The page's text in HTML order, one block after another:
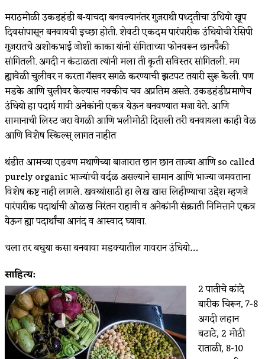
मराठमोळी उकडहंडी ब-याचदा बनवल्यानंतर गुजराथी पध्द्तीचा उंधियो खूप
दिवसांपासून बनवायची इच्छा होती. शेवटी एकदम पारंपारीक उंधियोची रेसिपी
गुजरातचे अशोकभाई जोशी काका यांनी संगिताच्या फोनवरून छानपैकी
सांगितली. अगदी न कंटाळता त्यांनी मला ती कृती सविस्तर सांगितली. मग
ह्यावेळी चुलीवर न करता गॅसवर सगळे करण्याची झटपट तयारी सुरू केली. पण
मडके आणि चुलीवर केल्यास नक्कीच चव अप्रतिम असते. उकडहंडीप्रमाणेच
उंधियो हा पदार्थ गावी अनेकांनी एकत्र येऊन बनवण्यात मजा येते. आणि
सामानाची लिस्ट जरा वेगळी आणि भलीमोठी दिसली तरी बनवायला काही वेळ
आणि विशेष स्किल्स् लागत नाहीत
थंडीत आमच्या एडवण मथाणेच्या बाजारात छान छान ताज्या आणि so called
purely organic भाज्यांची वर्दळ असल्याने सामान आणि भाज्या जमवताना
विशेष कष्ट नाही लागले. खवय्यांसाठी हा लेख खास लिहीण्याचा उद्देश म्हणजे
पारंपारीक पदार्थाची ओळख निरंतन राहावी व अनेकांनी संक्राती निमित्ताने एकत्र
येऊन ह्या पदार्थांचा आनंद व आस्वाद घ्यावा.
चला तर बघुया कसा बनवावा मडक्यातील गावरान उंधियो…
साहित्य:
2 पातीचे कांदे
बारीक चिरून, 7-8
अगदी लहान
बटाटे, 2 मोठी
राताळी, 8-10